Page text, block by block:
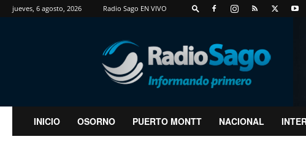
jueves, 6 agosto, 2026 Radio Sago EN VIVO
RadioSago
INICIO OSORNO PUERTO MONTT NACIONAL